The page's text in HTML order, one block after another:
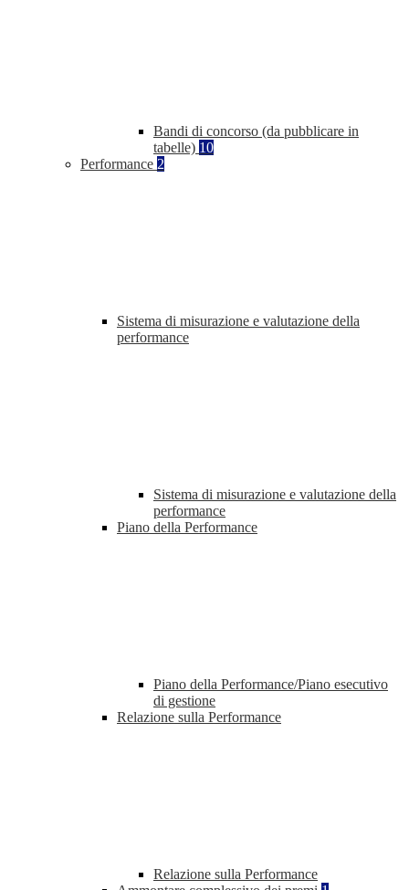
Bandi di concorso (da pubblicare in
tabelle) 10
Performance 2
Sistema di misurazione e valutazione della
performance
Sistema di misurazione e valutazione della
performance
Piano della Performance
Piano della Performance/Piano esecutivo
di gestione
Relazione sulla Performance
Relazione sulla Performance